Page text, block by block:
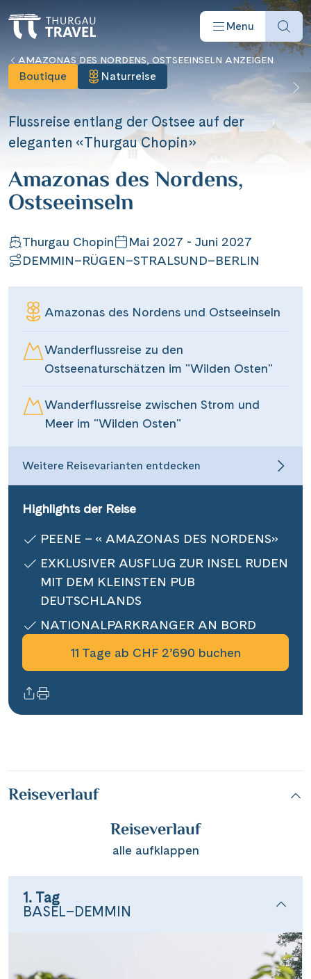
Menu
Reisearten
Reiseziele
Angebote
Schiffe
Kontakt
Reisegutscheine
Newsletter
Reisekataloge
Kundenlogin
Hotline 0800 626 550
AMAZONAS DES NORDENS, OSTSEEINSELN ANZEIGEN
Boutique Naturreise
Flussreise entlang der Ostsee auf der
eleganten «Thurgau Chopin»
Amazonas des Nordens,
Ostseeinseln
Thurgau Chopin
Mai 2027 - Juni 2027
DEMMIN–RÜGEN–STRALSUND–BERLIN
Amazonas des Nordens und Ostseeinseln
Wanderflussreise zu den
Ostseenaturschätzen im "Wilden Osten"
Wanderflussreise zwischen Strom und
Meer im "Wilden Osten"
Weitere Reisevarianten entdecken
Highlights der Reise
PEENE – « AMAZONAS DES NORDENS»
EXKLUSIVER AUSFLUG ZUR INSEL RUDEN
MIT DEM KLEINSTEN PUB
DEUTSCHLANDS
NATIONALPARKRANGER AN BORD
11 Tage ab CHF 2’690 buchen
Reiseverlauf
Reiseverlauf
alle aufklappen
1. Tag
BASEL–DEMMIN